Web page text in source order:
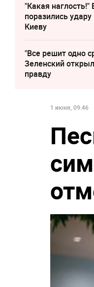
"Какая наглость!"
поразились
Киеву
"Все решит одно
Зеленский
правду
1 июня, 09:46